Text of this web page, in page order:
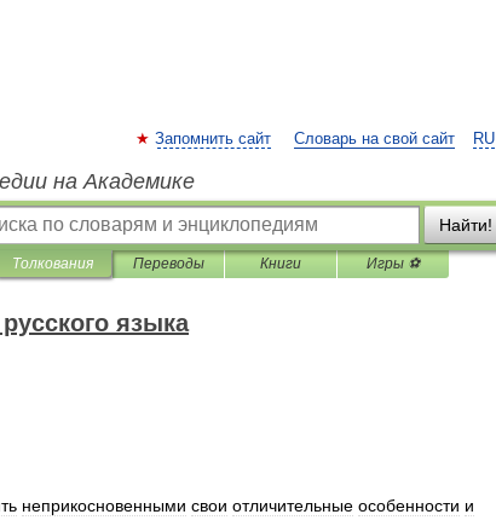
RU
Запомнить сайт Словарь на свой сайт
на Академике
Найти!
Толкования Переводы Книги Игры ⚽
языка
неприкосновенными свои отличительные особенности и